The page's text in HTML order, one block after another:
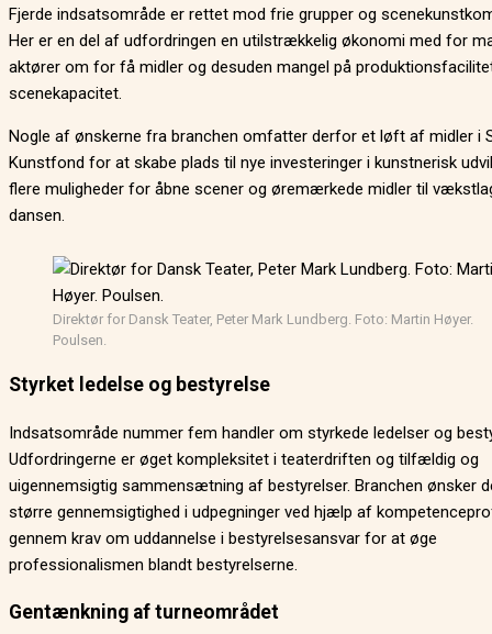
Fjerde indsatsområde er rettet mod frie grupper og
Her er en del af udfordringen en utilstrækkelig økonomi med for
aktører om for få midler og desuden mangel på
scenekapacitet.
Nogle af ønskerne fra branchen omfatter derfor et løft af midler i
Kunstfond for at skabe plads til nye investeringer i kunstnerisk
flere muligheder for åbne scener og øremærkede midler til
dansen.
Direktør for Dansk Teater, Peter Mark Lundberg. Foto: Martin Høyer.
Poulsen.
Styrket ledelse og bestyrelse
Indsatsområde nummer fem handler om styrkede ledelser og
Udfordringerne er øget kompleksitet i teaterdriften og tilfældig og
uigennemsigtig sammensætning af bestyrelser. Branchen ønsker
større gennemsigtighed i udpegninger ved hjælp af
gennem krav om uddannelse i bestyrelsesansvar for at øge
professionalismen blandt bestyrelserne.
Gentænkning af turneområdet